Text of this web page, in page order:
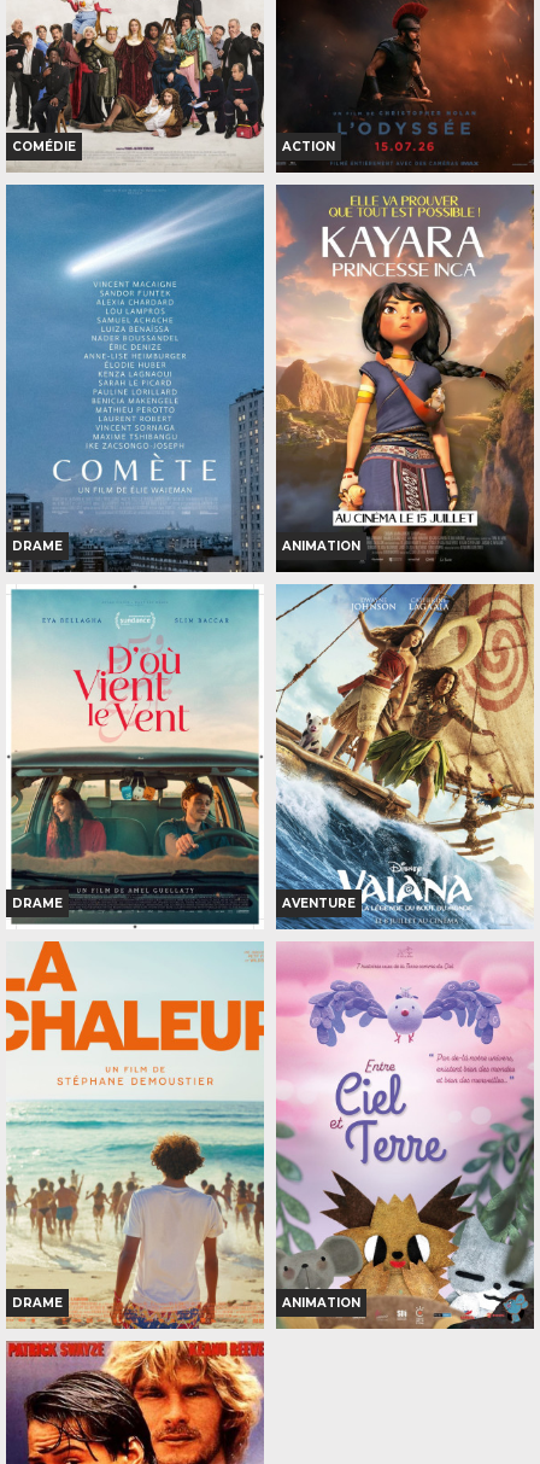
COMÉDIE
DE LA COMÉDIE-FRANÇAISE
Horaires et Infos
Bande-annonce
Réservation
TOUT PUBLIC
VF
ACTION
L'ODYSSÉE
Horaires et Infos
Bande-annonce
Réservation
INT. -12ans
VF
71
DRAME
COMÈTE
Horaires et Infos
Bande-annonce
Réservation
TOUT PUBLIC
VF
ANIMATION
KAYARA, PRINCESSE INCA
Horaires et Infos
Bande-annonce
Réservation
TOUT PUBLIC
VF
DRAME
D'OÙ VIENT LE VENT
Bande-annonce
Réservation
TOUT PUBLIC
VOST
AVENTURE
VAIANA, LA LÉGENDE DU
BOUT DU MONDE
Horaires et Infos
Bande-annonce
Réservation
TOUT PUBLIC
VF
71
DRAME
LA CHALEUR
Horaires et Infos
Bande-annonce
ANIMATION